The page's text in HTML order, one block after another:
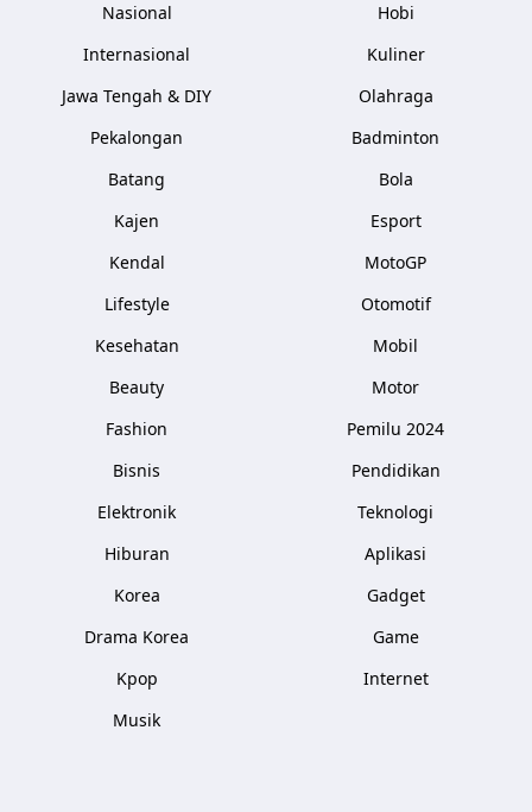
Nasional
Internasional
Jawa Tengah & DIY
Pekalongan
Batang
Kajen
Kendal
Lifestyle
Kesehatan
Beauty
Fashion
Bisnis
Elektronik
Hiburan
Korea
Drama Korea
Kpop
Musik
Hobi
Kuliner
Olahraga
Badminton
Bola
Esport
MotoGP
Otomotif
Mobil
Motor
Pemilu 2024
Pendidikan
Teknologi
Aplikasi
Gadget
Game
Internet